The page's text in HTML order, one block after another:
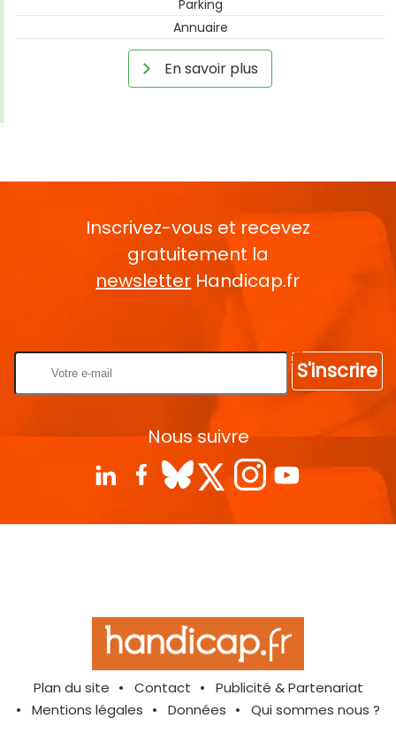
Parking
Annuaire
En savoir plus
Inscrivez-vous et recevez
gratuitement la
newsletter Handicap.fr
S'inscrire
Nous suivre
Plan du site Contact
Publicité & Partenariat
Mentions légales
Données Qui sommes nous ?